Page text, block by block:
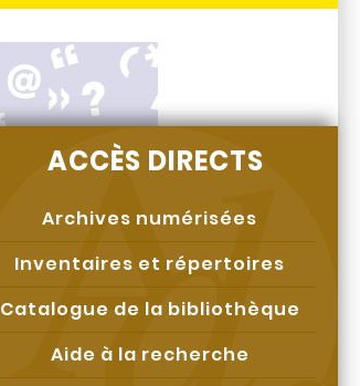
ACCÈS DIRECTS
Archives numérisées
Inventaires et répertoires
Catalogue de la bibliothèque
Aide à la recherche